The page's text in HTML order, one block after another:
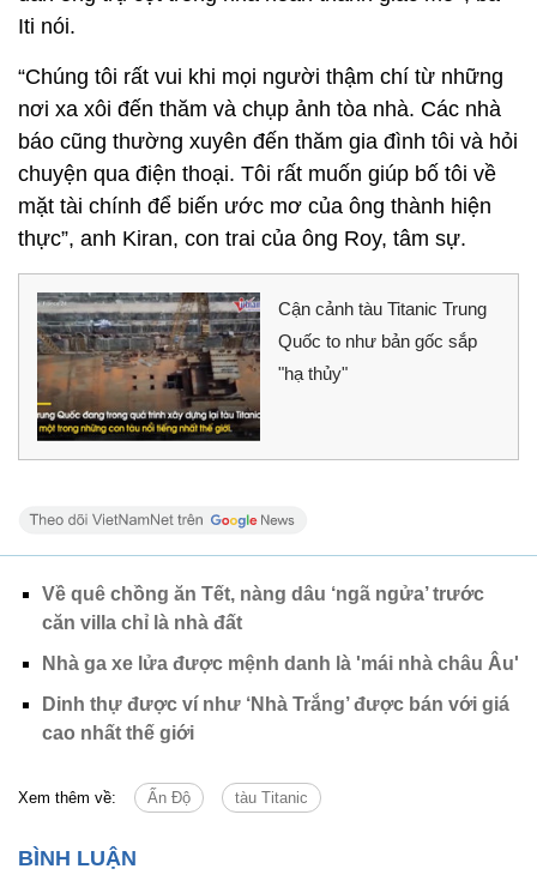
Iti nói.
“Chúng tôi rất vui khi mọi người thậm chí từ những
nơi xa xôi đến thăm và chụp ảnh tòa nhà. Các nhà
báo cũng thường xuyên đến thăm gia đình tôi và hỏi
chuyện qua điện thoại. Tôi rất muốn giúp bố tôi về
mặt tài chính để biến ước mơ của ông thành hiện
thực”, anh Kiran, con trai của ông Roy, tâm sự.
Cận cảnh tàu Titanic Trung
Quốc to như bản gốc sắp
"hạ thủy"
Về quê chồng ăn Tết, nàng dâu ‘ngã ngửa’ trước
căn villa chỉ là nhà đất
Nhà ga xe lửa được mệnh danh là 'mái nhà châu Âu'
Dinh thự được ví như ‘Nhà Trắng’ được bán với giá
cao nhất thế giới
Xem thêm về: Ấn Độ tàu Titanic